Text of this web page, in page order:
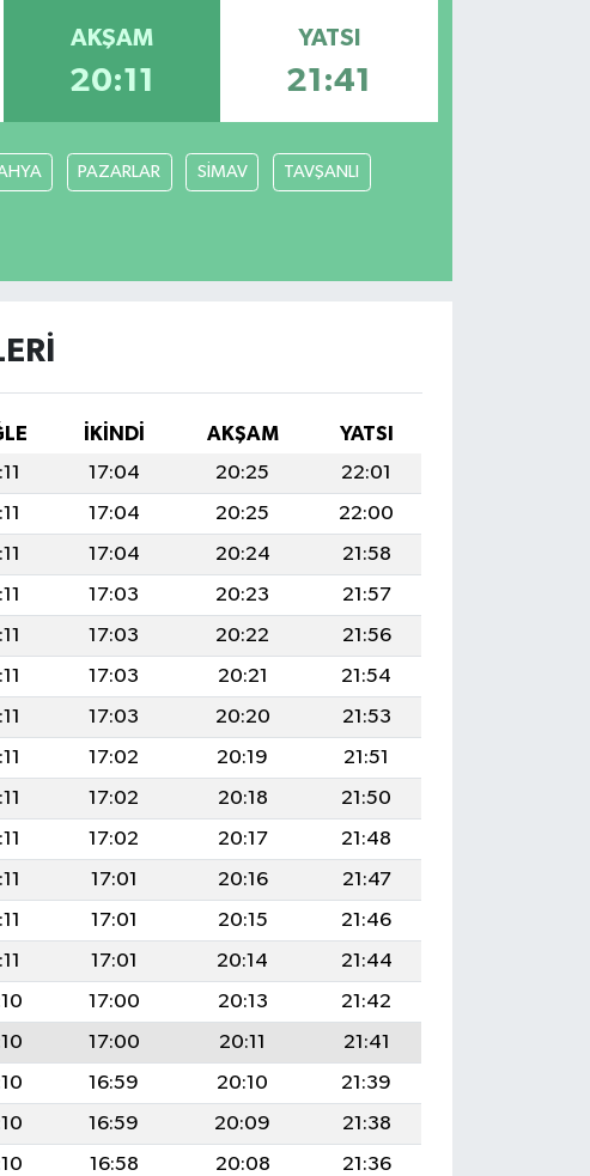
AKŞAM
20:11
YATSI
21:41
PAZARLAR SİMAV TAVŞANLI
İKINDI AKŞAM
YATSI
17:04 20:25
22:01
17:04 20:25
22:00
17:04 20:24
21:58
17:03 20:23
21:57
17:03 20:22
21:56
17:03 20:21
21:54
17:03 20:20
21:53
17:02 20:19
21:51
17:02 20:18
21:50
17:02 20:17
21:48
17:01 20:16
21:47
17:01 20:15
21:46
17:01 20:14
21:44
17:00 20:13
21:42
17:00 20:11
21:41
16:59 20:10
21:39
16:59 20:09
21:38
16:58 20:08
21:36